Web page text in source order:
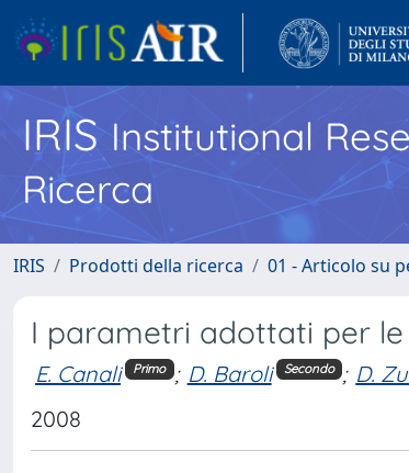
IRISInstitutional
Ricerca
IRIS Prodotti della ricerca 01 - Articolo su
I parametri adottati per
E. Canali Primo ; D. Baroli Secondo ; D.
2008